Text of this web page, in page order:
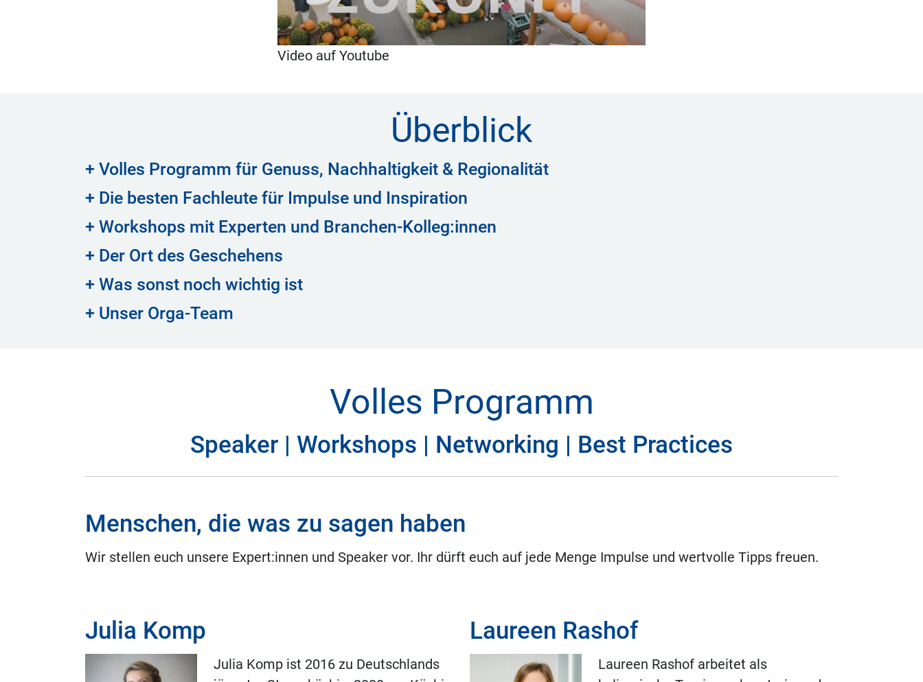
Video auf Youtube
Überblick
+ Volles Programm für Genuss, Nachhaltigkeit & Regionalität
+ Die besten Fachleute für Impulse und Inspiration
+ Workshops mit Experten und Branchen-Kolleg:innen
+ Der Ort des Geschehens
+ Was sonst noch wichtig ist
+ Unser Orga-Team
Volles Programm
Speaker | Workshops | Networking | Best Practices
Menschen, die was zu sagen haben
Wir stellen euch unsere Expert:innen und Speaker vor. Ihr dürft euch auf jede Menge Impulse und wertvolle Tipps freuen.
Julia Komp
Julia Komp ist 2016 zu Deutschlands
Laureen Rashof
Laureen Rashof arbeitet als